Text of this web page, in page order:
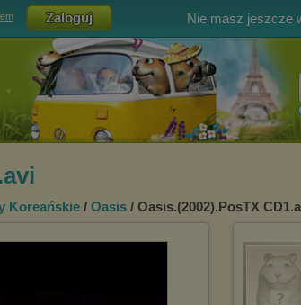
Nie masz jeszcze
Koreańskie / Oasis / Oasis.(2002).PosTX